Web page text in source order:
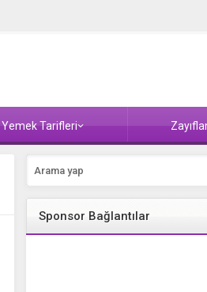
Yemek Tarifleri
Sponsor Bağlantılar